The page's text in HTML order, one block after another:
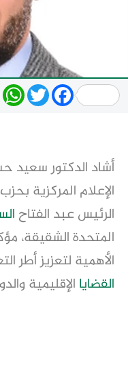
WhatsApp
TwitterFacebook
أشاد الدكتور سعيد
الإعلام المركزية
الرئيس عبد الفتاح
المتحدة الشقيقة،
الأهمية لتعزيز أطر
القضايا الإقليمية